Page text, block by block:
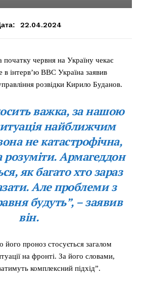
22.04.2024
початку червня на Україну чекає
інтерв’ю BBC Україна заявив
розвідки Кирило Буданов.
важка, за нашою
найближчим
не катастрофічна,
розуміти. Армагеддон
як багато хто зараз
Але проблеми з
будуть”, – заявив
він.
проноз стосується загалом
на фронті. За його словами,
комплексний підхід”.